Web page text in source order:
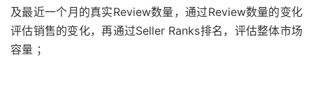
及最近一个月的真实Review数量，通过Review数量的变化
评估销售的变化，再通过Seller Ranks排名，评估整体市场
容量 ；